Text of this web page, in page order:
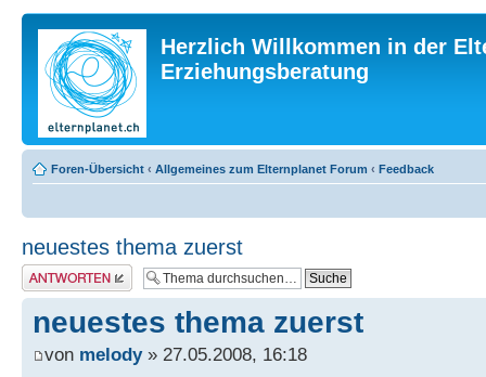
Herzlich Willkommen in der
Erziehungsberatung
Foren-Übersicht ‹ Allgemeines zum Elternplanet Forum ‹ Feedback
neuestes thema zuerst
Antwort erstellen
neuestes thema zuerst
von melody» 27.05.2008, 16:18